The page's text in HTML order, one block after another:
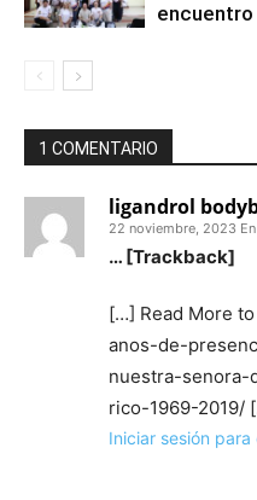
encuentro
1 COMENTARIO
ligandrol
22 noviembre, 2023
… [Trackback]
[…] Read More
anos-de-
nuestra-
rico-1969-2019/
Iniciar sesión